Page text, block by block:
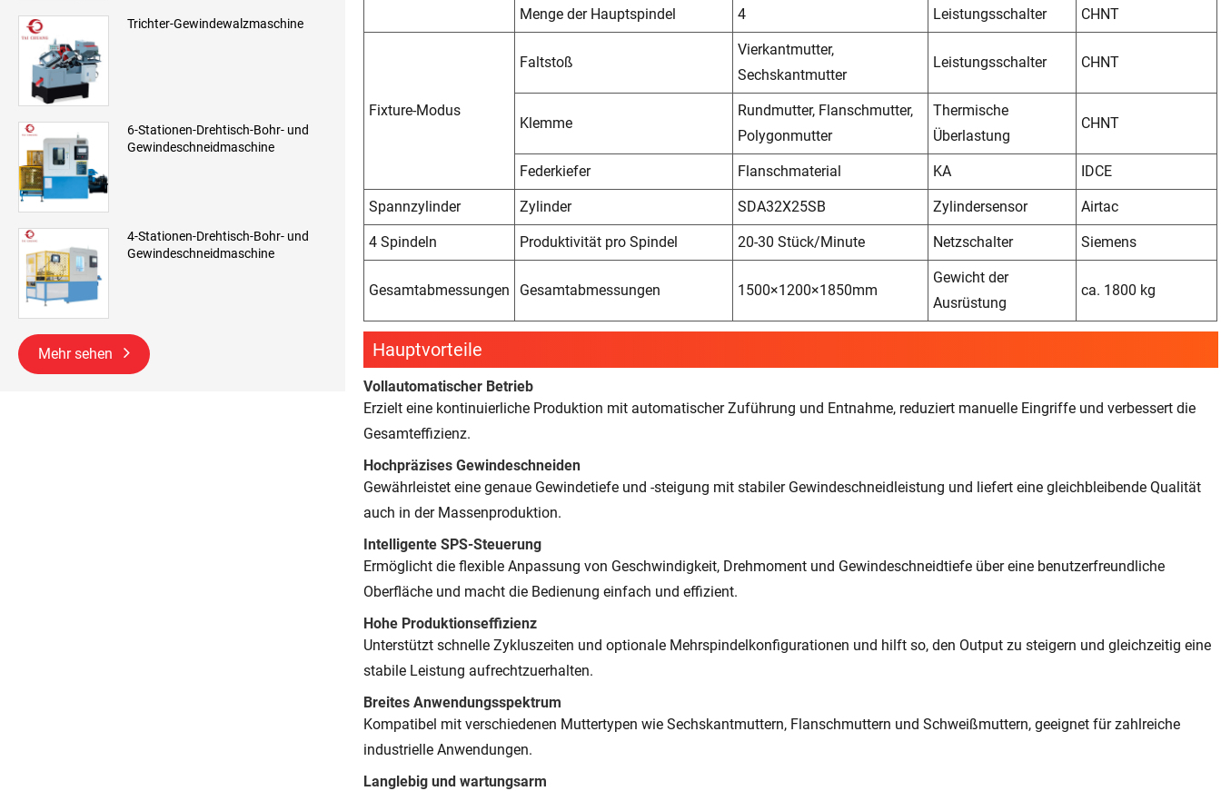
Trichter-Gewindewalzmaschine
6-Stationen-Drehtisch-Bohr- und
Gewindeschneidmaschine
4-Stationen-Drehtisch-Bohr- und
Gewindeschneidmaschine
Mehr sehen
Menge der Hauptspindel 4 Leistungsschalter CHNT
Fixture-Modus
Faltstoß
Vierkantmutter,
Sechskantmutter
Leistungsschalter CHNT
Klemme
Rundmutter, Flanschmutter,
Polygonmutter
Thermische
Überlastung
CHNT
Federkiefer Flanschmaterial KA IDCE
Spannzylinder Zylinder SDA32X25SB Zylindersensor Airtac
4 Spindeln Produktivität pro Spindel 20-30 Stück/Minute Netzschalter Siemens
Gesamtabmessungen Gesamtabmessungen 1500×1200×1850mm
Gewicht der
Ausrüstung
ca. 1800 kg
Hauptvorteile
Vollautomatischer Betrieb
Erzielt eine kontinuierliche Produktion mit automatischer Zuführung und Entnahme, reduziert manuelle Eingriffe und verbessert die
Gesamteffizienz.
Hochpräzises Gewindeschneiden
Gewährleistet eine genaue Gewindetiefe und -steigung mit stabiler Gewindeschneidleistung und liefert eine gleichbleibende Qualität
auch in der Massenproduktion.
Intelligente SPS-Steuerung
Ermöglicht die flexible Anpassung von Geschwindigkeit, Drehmoment und Gewindeschneidtiefe über eine benutzerfreundliche
Oberfläche und macht die Bedienung einfach und effizient.
Hohe Produktionseffizienz
Unterstützt schnelle Zykluszeiten und optionale Mehrspindelkonfigurationen und hilft so, den Output zu steigern und gleichzeitig eine
stabile Leistung aufrechtzuerhalten.
Breites Anwendungsspektrum
Kompatibel mit verschiedenen Muttertypen wie Sechskantmuttern, Flanschmuttern und Schweißmuttern, geeignet für zahlreiche
industrielle Anwendungen.
Langlebig und wartungsarm